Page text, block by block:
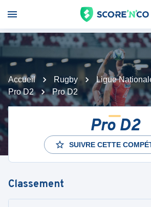
Accueil Rugby
Ligue
Pro D2
Pro D2
Pro D2
SUIVRE CETTE
Classement